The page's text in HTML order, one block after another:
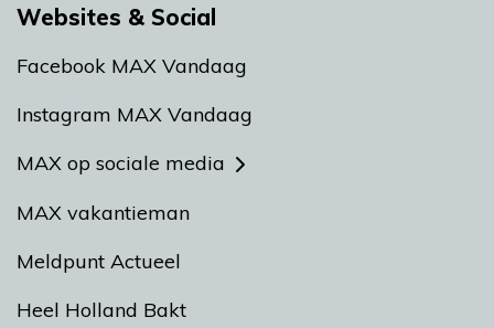
Websites & Social
Facebook MAX Vandaag
Instagram MAX Vandaag
MAX op sociale media
MAX vakantieman
Meldpunt Actueel
Heel Holland Bakt